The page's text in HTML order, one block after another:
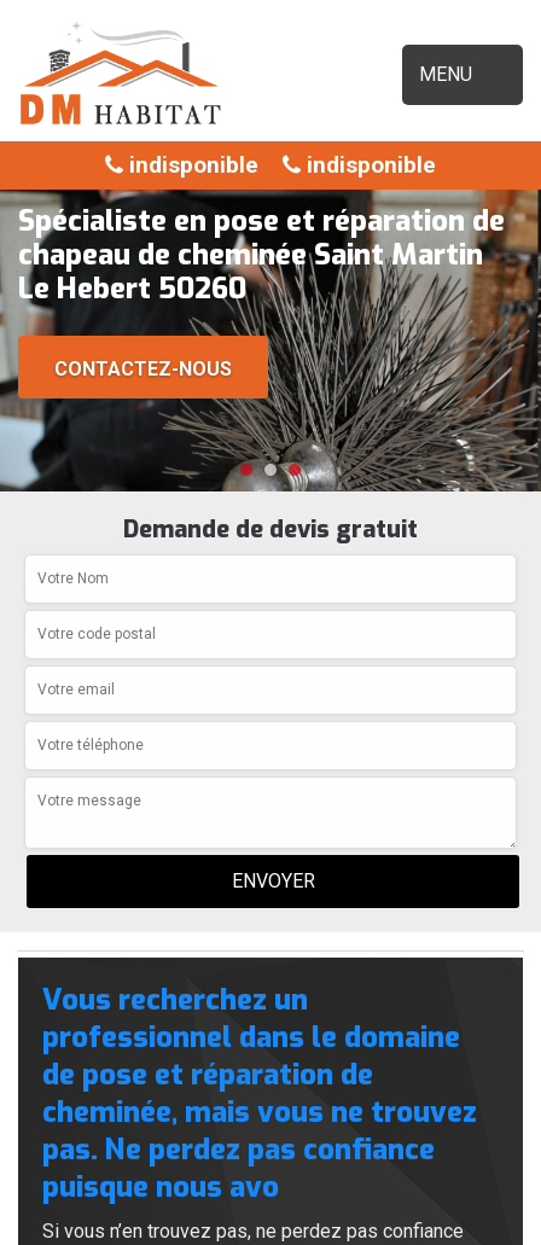
MENU
indisponible indisponible
Spécialiste en pose et réparation de
chapeau de cheminée Saint Martin
Le Hebert 50260
CONTACTEZ-NOUS
Demande de devis gratuit
Vous recherchez un
professionnel dans le domaine
de pose et réparation de
cheminée, mais vous ne trouvez
pas. Ne perdez pas confiance
puisque nous avo
Si vous n’en trouvez pas, ne perdez pas confiance